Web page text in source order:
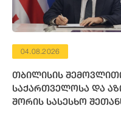
04.08.2026
თბილისის
საქართველოსა და
შორის სასესხო